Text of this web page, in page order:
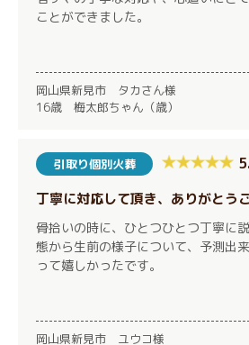
ことができました。
岡山県新見市 タカさん様
16歳 梅太郎ちゃん（歳）
引取り個別火葬
丁寧に対応して頂き、ありがとう
骨拾いの時に、ひとつひとつ丁寧に
態から生前の様子について、予測出
って嬉しかったです。
岡山県新見市 ユウコ様